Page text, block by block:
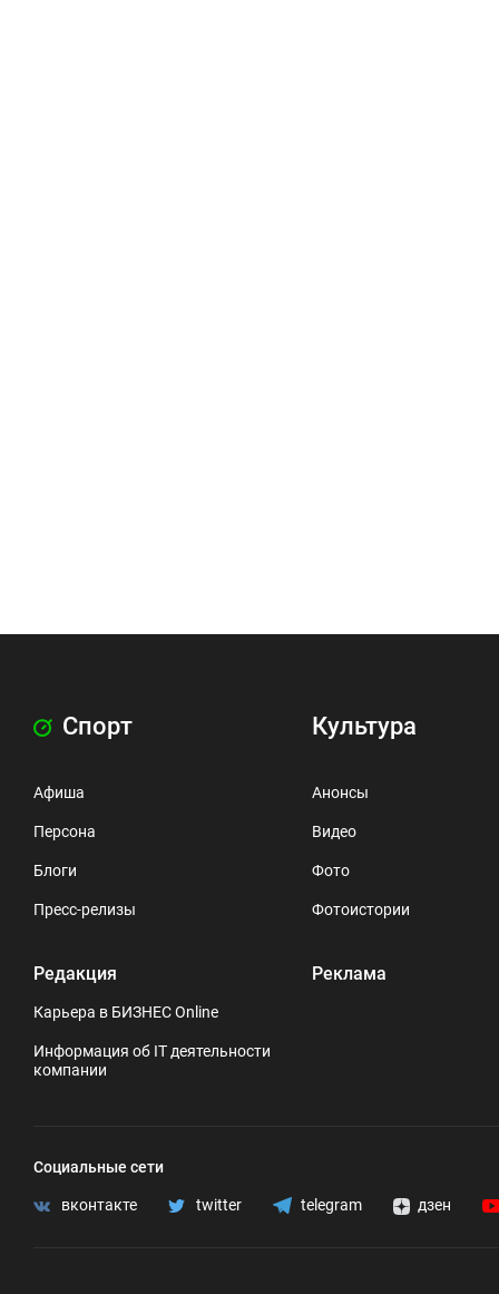
Спорт
Афиша
Персона
Блоги
Пресс-релизы
Редакция
Карьера в БИЗНЕС Online
Информация об IT деятельности
компании
Культура
Анонсы
Видео
Фото
Фотоистории
Реклама
Социальные сети
вконтакте twitter telegram дзен